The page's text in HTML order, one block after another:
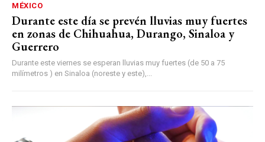
MÉXICO
Durante este día se prevén lluvias muy fuertes
en zonas de Chihuahua, Durango, Sinaloa y
Guerrero
Durante este viernes se esperan lluvias muy fuertes (de 50 a 75
milímetros ) en Sinaloa (noreste y este),...